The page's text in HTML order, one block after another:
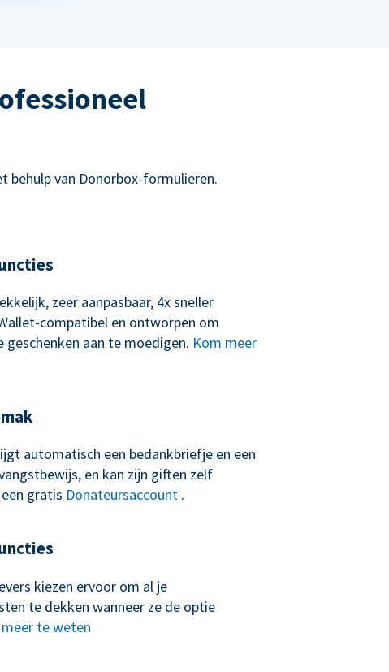
behulp van Donorbox-formulieren.
zeer aanpasbaar, 4x sneller
compatibel en ontworpen om
geschenken aan te moedigen. Kom meer
automatisch een bedankbriefje en een
en kan zijn giften zelf
gratis Donateursaccount .
kiezen ervoor om al je
te dekken wanneer ze de optie
te weten